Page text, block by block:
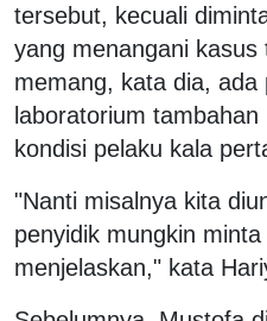
tersebut, kecuali
yang menangani kasus
memang, kata dia, ada
laboratorium
kondisi pelaku kala
"Nanti misalnya kita
penyidik mungkin
menjelaskan," kata